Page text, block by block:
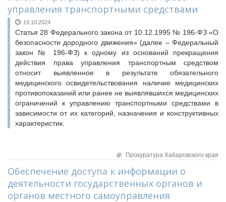
Конкурсы Совета
Семинары Совета
Издания Совета
Вопрос-ответ
ОКМО
Информационный бюллетень МСУ
НАСЕЛЕНИЕ И МСУ
ТОС
Лучшие практики ТОС
Семинары Совета
Издания Совета
Вопрос-ответ
ВАРМСУ
НАСЕЛЕНИЕ И МСУ
ЮРИДИЧЕСКИЙ СОВЕТ
управления транспортными средствами
19.10.2024
Статья 28 Федерального закона от 10.12.1995 № 196-ФЗ «О
безопасности дородного движения» (далее – Федеральный
закон № 196-ФЗ) к одному из оснований прекращения
действия права управления транспортным средством
относит выявленное в результате обязательного
медицинского освидетельствования наличие медицинских
противопоказаний или ранее не выявлявшихся медицинских
ограничений к управлению транспортными средствами в
зависимости от их категорий, назначения и конструктивных
характеристик.
Прокуратура Хабаровского края
Обеспечение доступа к информации о
деятельности государственных органов и
органов местного самоуправления